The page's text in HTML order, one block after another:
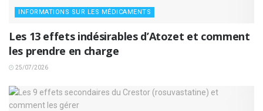
INFORMATIONS SUR LES MÉDICAMENTS
Les 13 effets indésirables d’Atozet et comment
les prendre en charge
25/07/2026